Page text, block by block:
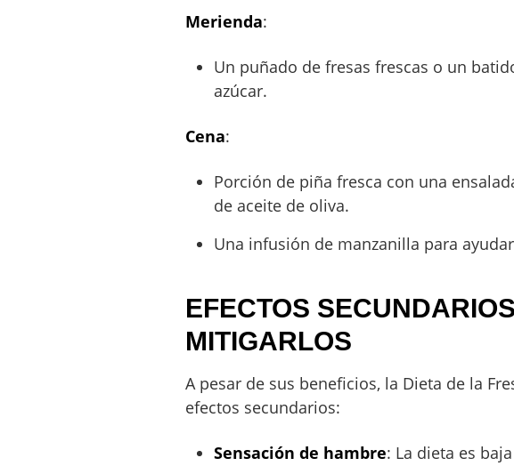
Merienda:
Un puñado de fresas frescas o un
azúcar.
Cena:
Porción de piña fresca con una
de aceite de oliva.
Una infusión de manzanilla para
EFECTOS
MITIGARLOS
A pesar de sus beneficios, la Dieta de la
efectos secundarios:
Sensación de hambre: La dieta es